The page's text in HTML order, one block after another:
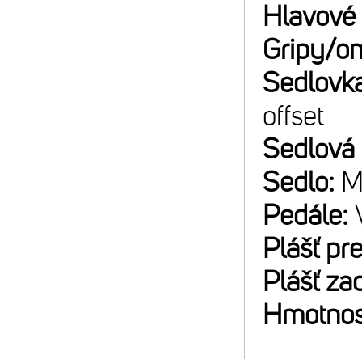
Gripy/
offset
Sedlo:
Pedále:
Plášť
Plášť